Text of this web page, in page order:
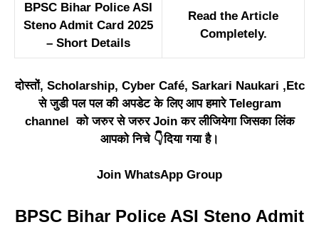
BPSC Bihar Police ASI
Steno Admit Card 2025
– Short Details
Read the Article
Completely.
दोस्तों, Scholarship, Cyber Café, Sarkari Naukari ,Etc
से जुडी पल पल की अपडेट के लिए आप हमारे Telegram
channel को जरुर से जरुर Join कर लीजियेगा जिसका लिंक
आपको निचे 👇दिया गया है।
Join WhatsApp Group
BPSC Bihar Police ASI Steno Admit